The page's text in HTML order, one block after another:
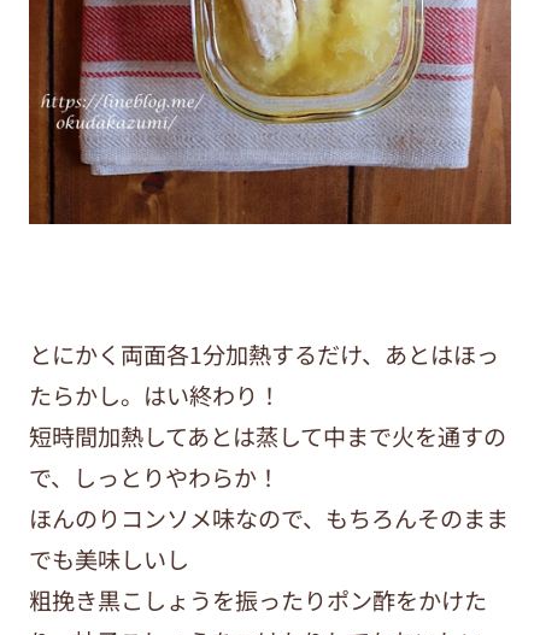
とにかく両面各1分加熱するだけ、あとはほっ
たらかし。はい終わり！
短時間加熱してあとは蒸して中まで火を通すの
で、しっとりやわらか！
ほんのりコンソメ味なので、もちろんそのまま
でも美味しいし
粗挽き黒こしょうを振ったりポン酢をかけた